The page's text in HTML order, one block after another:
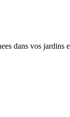
dans vos jardins